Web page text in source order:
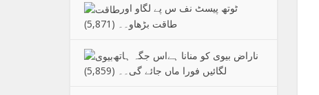
ٹوتھ پیسٹ نف س پے لگاو اور
طاقت بڑھاو۔۔
(5,871)
ناراض بیوی کو منانا ہےاس جگہ ہاتھ
لگائیں فورا ماں جائے گی۔۔ (5,859)